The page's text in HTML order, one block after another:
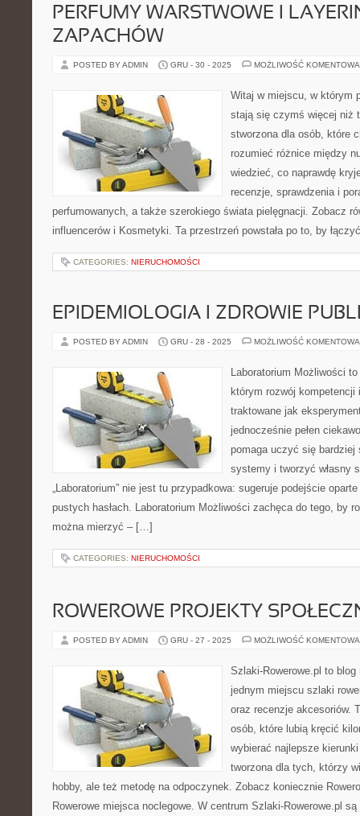
PERFUMY WARSTWOWE I
ZAPACHÓW
POSTED BY ADMIN GRU - 30 - 2025 MOŻLIWOŚĆ
Witaj w miejscu, w którym
stają się czymś więcej niż
stworzona dla osób, które
rozumieć różnice między
wiedzieć, co naprawdę
recenzje, sprawdzenia i
perfumowanych, a także szerokiego świata pielęgnacji. Zobacz
influencerów i Kosmetyki. Ta przestrzeń powstała po to, by
CATEGORIES: NIERUCHOMOŚCI
EPIDEMIOLOGIA I ZDROWIE
POSTED BY ADMIN GRU - 28 - 2025 MOŻLIWOŚĆ
Laboratorium Możliwości
którym rozwój
traktowane jak
jednocześnie pełen
pomaga uczyć się bardziej
systemy i tworzyć własny
„Laboratorium” nie jest tu przypadkowa: sugeruje podejście
pustych hasłach. Laboratorium Możliwości zachęca do tego, by
można mierzyć – […]
CATEGORIES: NIERUCHOMOŚCI
ROWEROWE PROJEKTY
POSTED BY ADMIN GRU - 27 - 2025 MOŻLIWOŚĆ
Szlaki-Rowerowe.pl to blog
jednym miejscu szlaki
oraz recenzje akcesoriów.
osób, które lubią kręcić
wybierać najlepsze
tworzona dla tych, którzy
hobby, ale też metodę na odpoczynek. Zobacz koniecznie
Rowerowe miejsca noclegowe. W centrum Szlaki-Rowerowe.pl